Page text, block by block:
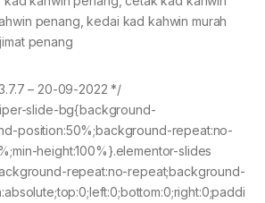
penang, kedai kad kahwin murah
penang
– 20-09-2022 */
slide-bg{background-
position:50%;background-repeat:no-
height:100%}.elementor-slides
repeat:no-repeat;background-